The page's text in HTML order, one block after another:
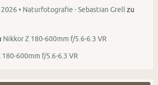
• Naturfotografie - Sebastian Grellzu
Nikkor Z 180-600mm f/5.6-6.3 VR
180-600mm f/5.6-6.3 VR